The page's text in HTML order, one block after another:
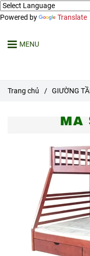
Powered by Translate
MENU
Trang chủ / GIƯỜNG